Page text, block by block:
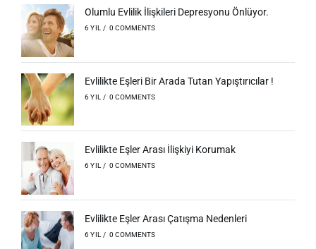
Olumlu Evlilik İlişkileri Depresyonu Önlüyor.
6 YIL / 0 COMMENTS
Evlilikte Eşleri Bir Arada Tutan Yapıştırıcılar !
6 YIL / 0 COMMENTS
Evlilikte Eşler Arası İlişkiyi Korumak
6 YIL / 0 COMMENTS
Evlilikte Eşler Arası Çatışma Nedenleri
6 YIL / 0 COMMENTS